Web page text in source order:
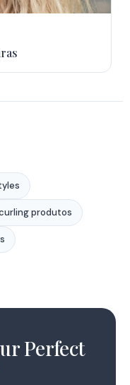
produtos
Perfect